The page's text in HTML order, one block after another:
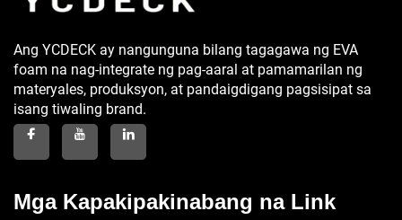
Ang YCDECK ay nangunguna bilang tagagawa ng EVA
foam na nag-integrate ng pag-aaral at pamamarilan ng
materyales, produksyon, at pandaigdigang pagsisipat sa
isang tiwaling brand.
Mga Kapakipakinabang na Link